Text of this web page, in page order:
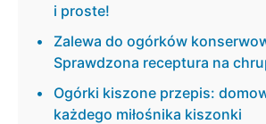
i proste!
Zalewa do ogórków
Sprawdzona receptura na
Ogórki kiszone przepis:
każdego miłośnika kiszonki